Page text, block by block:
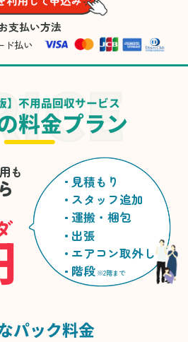
支払い方法
ド払い
】不用品回収サービス
料金プラン
も
見積もり
スタッフ追加
運搬・梱包
出張
エアコン取外し
階段 ※2階まで
パック料金